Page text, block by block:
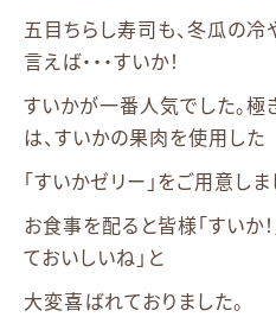
五目ちらし寿司も、冬瓜の冷
言えば・・・すいか！
すいかが一番人気でした。極
は、すいかの果肉を使用した
「すいかゼリー」をご用意しま
お食事を配ると皆様「すいか！
ておいしいね」と
大変喜ばれておりました。